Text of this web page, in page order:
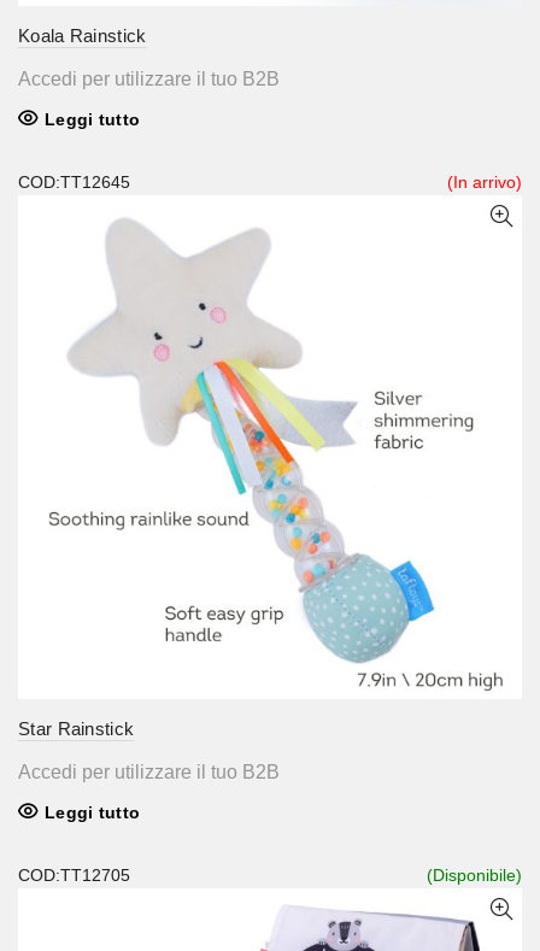
Koala Rainstick
Accedi per utilizzare il tuo B2B
Leggi tutto
COD:TT12645 (In arrivo)
Star Rainstick
Accedi per utilizzare il tuo B2B
Leggi tutto
COD:TT12705 (Disponibile)